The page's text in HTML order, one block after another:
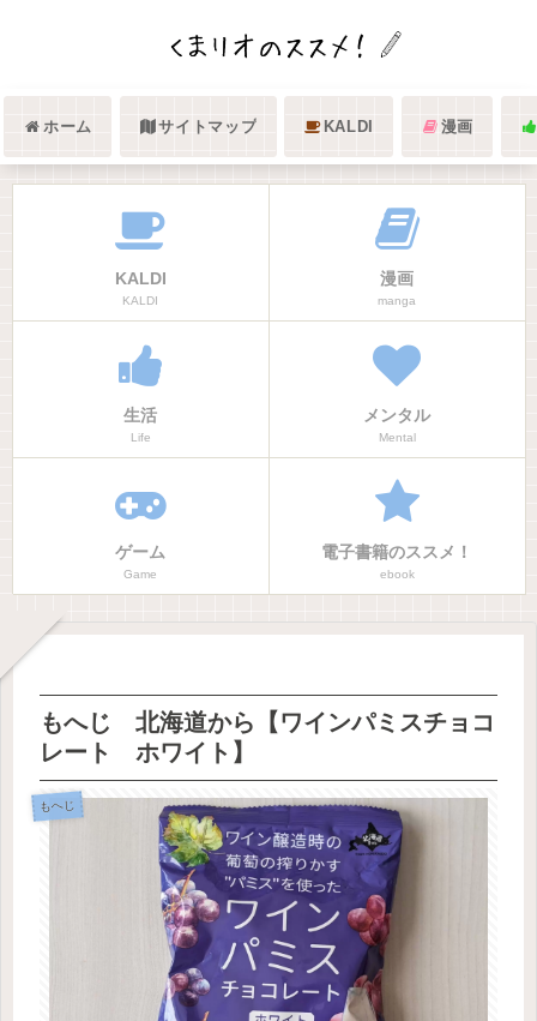
ホーム サイトマップ KALDI 漫画
KALDI
KALDI
漫画
manga
生活
Life
メンタル
Mental
ゲーム
Game
電子書籍のススメ！
ebook
もへじ 北海道から【ワインパミスチョコ
レート ホワイト】
もへじ